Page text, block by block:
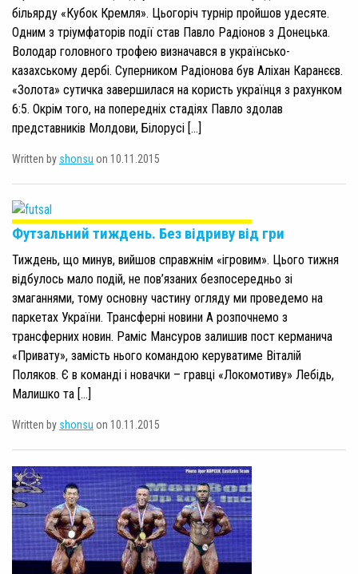
більярду «Кубок Кремля». Цьогоріч турнір пройшов удесяте.
Одним з тріумфаторів події став Павло Радіонов з Донецька.
Володар головного трофею визначався в українсько-
казахському дербі. Суперником Радіонова був Аліхан Каранєєв.
«Золота» сутичка завершилася на користь українця з рахунком
6:5. Окрім того, на попередніх стадіях Павло здолав
представників Молдови, Білорусі […]
Written by shonsu on 10.11.2015
Футзальний тиждень. Без відриву від гри
Тиждень, що минув, вийшов справжнім «ігровим». Цього тижня
відбулось мало подій, не пов’язаних безпосередньо зі
змаганнями, тому основну частину огляду ми проведемо на
паркетах України. Трансферні новини А розпочнемо з
трансферних новин. Раміс Мансуров залишив пост керманича
«Привату», замість нього командою керуватиме Віталій
Поляков. Є в команді і новачки – гравці «Локомотиву» Лебідь,
Малишко та […]
Written by shonsu on 10.11.2015